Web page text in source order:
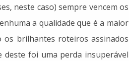
neste caso) sempre vencem os
a qualidade que é a maior
os brilhantes roteiros assinados
deste foi uma perda insuperável